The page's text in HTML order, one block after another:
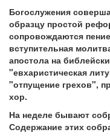
Богослужения
образцу простой
сопровождаются
вступительная
апостола на
"евхаристическая
"отпущение грехов",
хор.
На неделе бывают
Содержание этих